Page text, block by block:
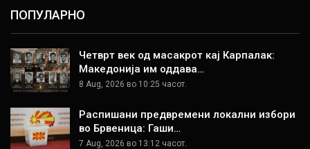
ПОПУЛАРНО
Четврт век од масакрот кај Карпалак:
Македонија им оддава…
8 Aug, 2026 во 10:25 часот.
Распишани предвремени локални избори
во Брвеница: Гаши…
7 Aug, 2026 во 13:12 часот.